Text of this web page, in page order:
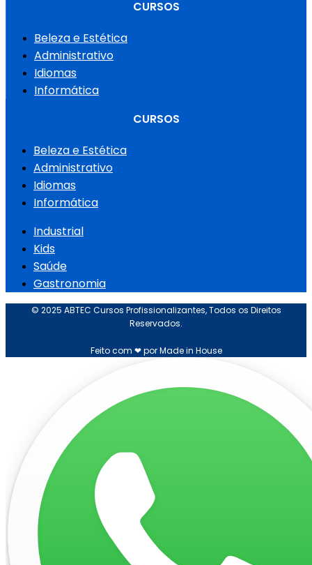
CURSOS
Beleza e Estética
Administrativo
Idiomas
Informática
CURSOS
Beleza e Estética
Administrativo
Idiomas
Informática
Industrial
Kids
Saúde
Gastronomia
© 2025 ABTEC Cursos Profissionalizantes, Todos os Direitos
Reservados.
Feito com ❤ por Made in House